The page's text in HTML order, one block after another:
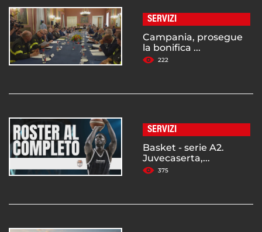
SERVIZI
Campania, prosegue
la bonifica ...
222
SERVIZI
Basket - serie A2.
Juvecaserta,...
375